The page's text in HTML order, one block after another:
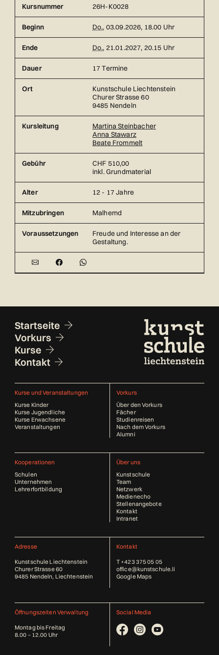
Kursnummer 26H-K0028
Beginn Do., 03.09.2026, 18.00 Uhr
Ende Do., 21.01.2027, 20.15 Uhr
Dauer 17 Termine
Ort
Kunstschule Liechtenstein
Churer Strasse 60
9485 Nendeln
Kursleitung
Martina Steinbacher
Anna Stawarz
Beate Frommelt
Gebühr
CHF 510,00
inkl. Grundmaterial
Alter 12 - 17 Jahre
Mitzubringen Malhemd
Voraussetzungen
Freude und Interesse an der
Gestaltung.
Fusszeile
Startseite
Vorkurs
Kurse
Kontakt
Kurse und Veranstaltungen
Kurse Kinder
Kurse Jugendliche
Kurse Erwachsene
Veranstaltungen
Vorkurs
Über den Vorkurs
Fächer
Studienreisen
Nach dem Vorkurs
Alumni
Kooperationen
Schulen
Unternehmen
Lehrerfortbildung
Über uns
Kunstschule
Team
Netzwerk
Medienecho
Stellenangebote
Kontakt
Intranet
Adresse
Kunstschule Liechtenstein
Churer Strasse 60
9485 Nendeln, Liechtenstein
Kontakt
T +423 375 05 05
office@kunstschule.li
Google Maps
Öffnungszeiten Verwaltung
Montag bis Freitag
8.00 – 12.00 Uhr
Social Media